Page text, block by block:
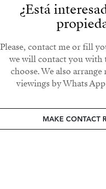
¿Está
Please, contact me or fill
we will contact you with
choose. We also
viewings by Whats
MAKE CONTACT